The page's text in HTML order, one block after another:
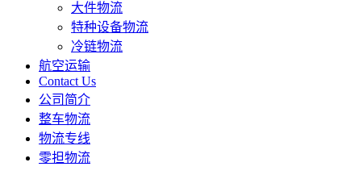
大件物流
特种设备物流
冷链物流
航空运输
Contact Us
公司简介
整车物流
物流专线
零担物流